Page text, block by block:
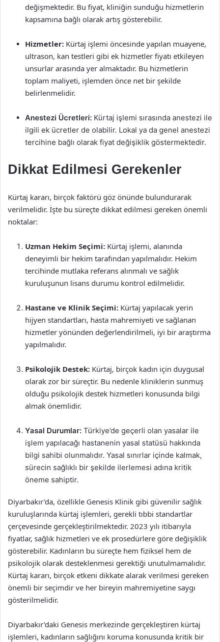
değişmektedir. Bu fiyat, kliniğin sunduğu hizmetlerin
kapsamına bağlı olarak artış gösterebilir.
Hizmetler: Kürtaj işlemi öncesinde yapılan muayene,
ultrason, kan testleri gibi ek hizmetler fiyatı etkileyen
unsurlar arasında yer almaktadır. Bu hizmetlerin
toplam maliyeti, işlemden önce net bir şekilde
belirlenmelidir.
Anestezi Ücretleri: Kürtaj işlemi sırasında anestezi ile
ilgili ek ücretler de olabilir. Lokal ya da genel anestezi
tercihine bağlı olarak fiyat değişiklik göstermektedir.
Dikkat Edilmesi Gerekenler
Kürtaj kararı, birçok faktörü göz önünde bulundurarak
verilmelidir. İşte bu süreçte dikkat edilmesi gereken önemli
noktalar:
Uzman Hekim Seçimi: Kürtaj işlemi, alanında
deneyimli bir hekim tarafından yapılmalıdır. Hekim
tercihinde mutlaka referans alınmalı ve sağlık
kuruluşunun lisans durumu kontrol edilmelidir.
Hastane ve Klinik Seçimi: Kürtaj yapılacak yerin
hijyen standartları, hasta mahremiyeti ve sağlanan
hizmetler yönünden değerlendirilmeli, iyi bir araştırma
yapılmalıdır.
Psikolojik Destek: Kürtaj, birçok kadın için duygusal
olarak zor bir süreçtir. Bu nedenle kliniklerin sunmuş
olduğu psikolojik destek hizmetleri konusunda bilgi
almak önemlidir.
Yasal Durumlar: Türkiye’de geçerli olan yasalar ile
işlem yapılacağı hastanenin yasal statüsü hakkında
bilgi sahibi olunmalıdır. Yasal sınırlar içinde kalmak,
sürecin sağlıklı bir şekilde ilerlemesi adına kritik
öneme sahiptir.
Diyarbakır’da, özellikle Genesis Klinik gibi güvenilir sağlık
kuruluşlarında kürtaj işlemleri, gerekli tıbbi standartlar
çerçevesinde gerçekleştirilmektedir. 2023 yılı itibarıyla
fiyatlar, sağlık hizmetleri ve ek prosedürlere göre değişiklik
gösterebilir. Kadınların bu süreçte hem fiziksel hem de
psikolojik olarak desteklenmesi gerektiği unutulmamalıdır.
Kürtaj kararı, birçok etkeni dikkate alarak verilmesi gereken
önemli bir seçimdir ve her bireyin mahremiyetine saygı
gösterilmelidir.
Diyarbakır’daki Genesis merkezinde gerçekleştiren kürtaj
işlemleri, kadınların sağlığını koruma konusunda kritik bir